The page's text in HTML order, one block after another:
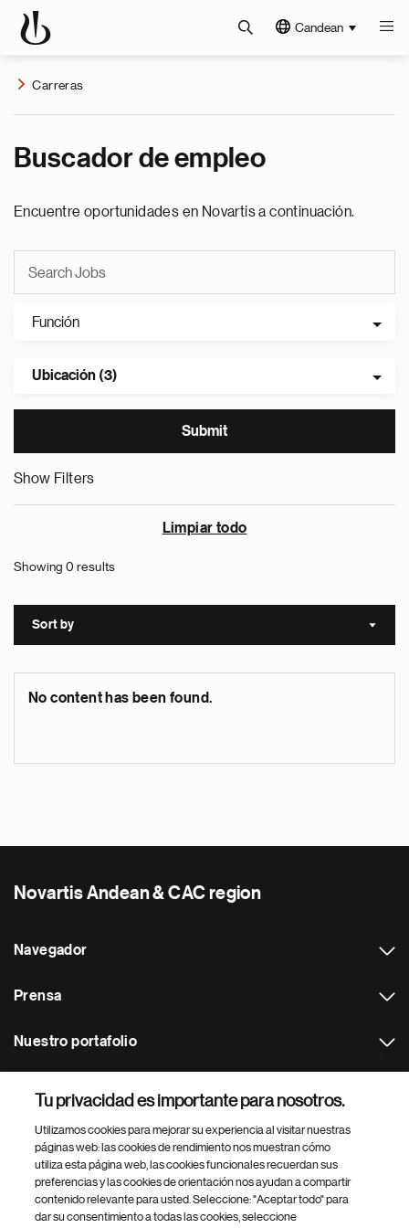
Candean
Carreras
Buscador de empleo
Encuentre oportunidades en Novartis a continuación.
Función
Ubicación (3)
Show Filters
Limpiar todo
Showing 0 results
Sort by Sort
No content has been found.
Novartis Andean & CAC region
Navegador
Prensa
Nuestro portafolio
Footer Site Search
Tu privacidad es importante para nosotros.
Utilizamos cookies para mejorar su experiencia al visitar nuestras
páginas web: las cookies de rendimiento nos muestran cómo
utiliza esta página web, las cookies funcionales recuerdan sus
preferencias y las cookies de orientación nos ayudan a compartir
contenido relevante para usted. Seleccione: "Aceptar todo" para
dar su consentimiento a todas las cookies, seleccione